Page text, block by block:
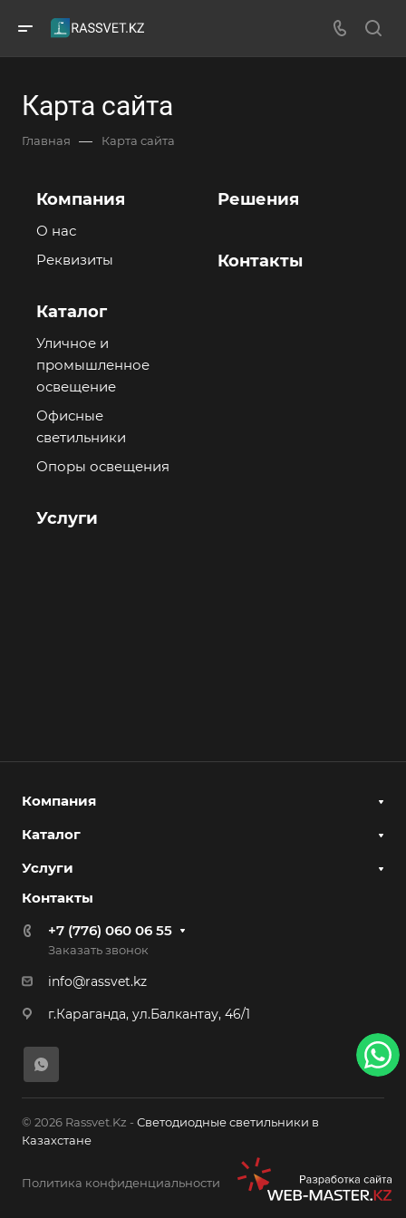
Карта сайта
Главная — Карта сайта
Компания
О нас
Реквизиты
Каталог
Уличное и
промышленное
освещение
Офисные
светильники
Опоры освещения
Услуги
Решения
Контакты
Компания
Каталог
Услуги
Контакты
+7 (776) 060 06 55
Заказать звонок
info@rassvet.kz
г.Караганда, ул.Балкантау, 46/1
© 2026 Rassvet.Kz - Светодиодные светильники в
Казахстане
Политика конфиденциальности